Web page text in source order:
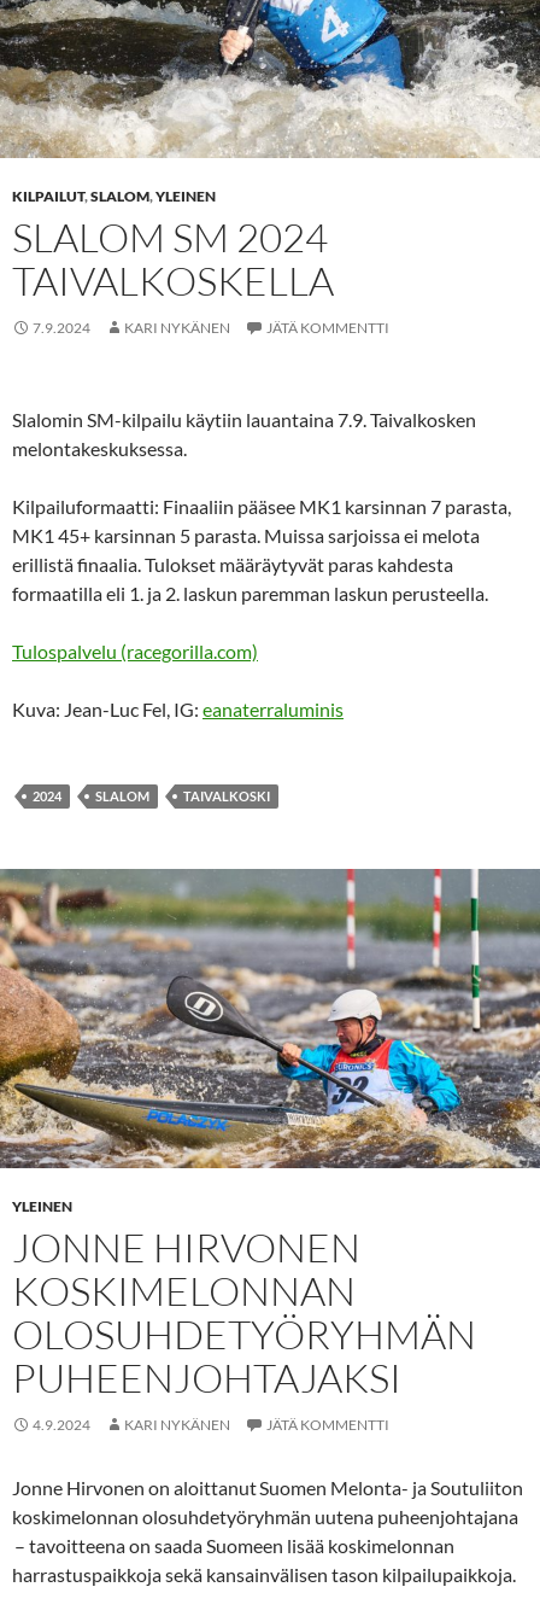
KILPAILUT,SLALOM,YLEINEN
SLALOM SM 2024
TAIVALKOSKELLA
7.9.2024 KARI NYKÄNEN JÄTÄ KOMMENTTI
Slalomin SM-kilpailu käytiin lauantaina 7.9. Taivalkosken
melontakeskuksessa.
Kilpailuformaatti: Finaaliin pääsee MK1 karsinnan 7 parasta,
MK1 45+ karsinnan 5 parasta. Muissa sarjoissa ei melota
erillistä finaalia. Tulokset määräytyvät paras kahdesta
formaatilla eli 1. ja 2. laskun paremman laskun perusteella.
Tulospalvelu (racegorilla.com)
Kuva: Jean-Luc Fel, IG: eanaterraluminis
2024 SLALOM TAIVALKOSKI
YLEINEN
JONNE HIRVONEN
KOSKIMELONNAN
OLOSUHDETYÖRYHMÄN
PUHEENJOHTAJAKSI
4.9.2024 KARI NYKÄNEN JÄTÄ KOMMENTTI
Jonne Hirvonen on aloittanut Suomen Melonta- ja Soutuliiton
koskimelonnan olosuhdetyöryhmän uutena puheenjohtajana
– tavoitteena on saada Suomeen lisää koskimelonnan
harrastuspaikkoja sekä kansainvälisen tason kilpailupaikkoja.